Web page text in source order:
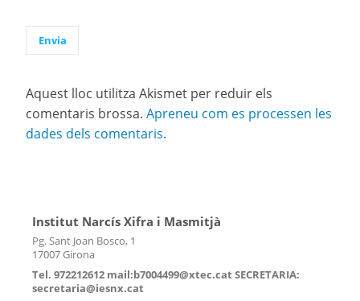
Aquest lloc utilitza Akismet per reduir els
comentaris brossa. Apreneu com es processen les
dades dels comentaris.
Institut Narcís Xifra i Masmitjà
Pg. Sant Joan Bosco, 1
17007 Girona
Tel. 972212612 mail:b7004499@xtec.cat SECRETARIA:
secretaria@iesnx.cat